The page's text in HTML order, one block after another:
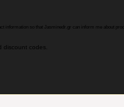
information so that Jasminedr.gr can inform me about
discount codes.